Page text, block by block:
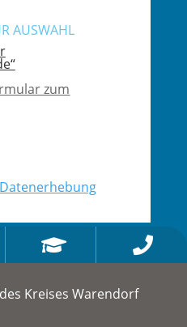
AUSWAHL
zum
 
Kreises Warendorf